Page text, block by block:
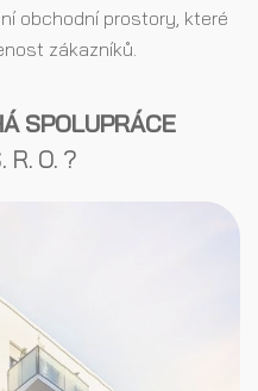
obchodní prostory, které
zákazníků.
SPOLUPRÁCE
R. O. ?